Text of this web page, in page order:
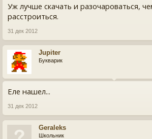
Уж лучше скачать и разочароваться,
расстроиться.
31 дек 2012
Jupiter
Букварик
Еле нашел...
31 дек 2012
Geraleks
Школьник